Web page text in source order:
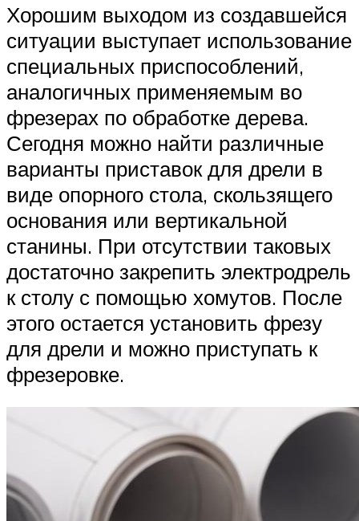
Хорошим выходом из создавшейся
ситуации выступает использование
специальных приспособлений,
аналогичных применяемым во
фрезерах по обработке дерева.
Сегодня можно найти различные
варианты приставок для дрели в
виде опорного стола, скользящего
основания или вертикальной
станины. При отсутствии таковых
достаточно закрепить электродрель
к столу с помощью хомутов. После
этого остается установить фрезу
для дрели и можно приступать к
фрезеровке.